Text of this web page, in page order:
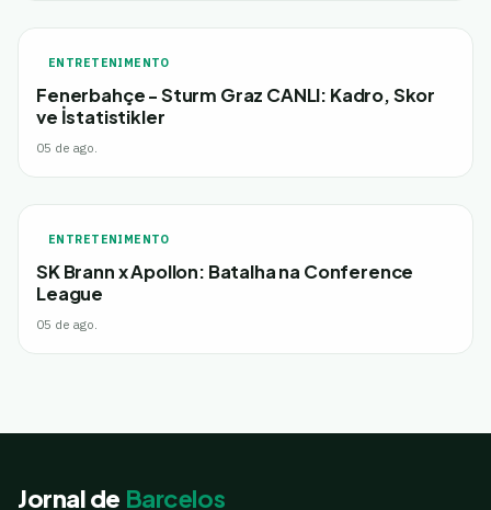
ENTRETENIMENTO
Fenerbahçe - Sturm Graz CANLI: Kadro, Skor
ve İstatistikler
05 de ago.
ENTRETENIMENTO
SK Brann x Apollon: Batalha na Conference
League
05 de ago.
Jornal de Barcelos